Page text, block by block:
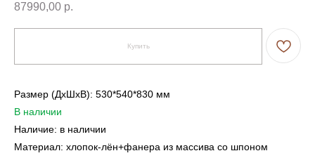
87990,00 р.
Купить
Размер (ДxШxВ): 530*540*830 мм
В наличии
Наличие: в наличии
Материал: хлопок-лён+фанера из массива со шпоном